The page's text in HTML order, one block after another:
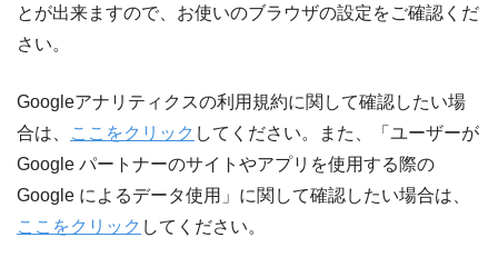
とが出来ますので、お使いのブラウザの設定をご確認くだ
さい。
Googleアナリティクスの利用規約に関して確認したい場
合は、
ここをクリック してください。また、「ユーザーが
Google パートナーのサイトやアプリを使用する際の
Google によるデータ使用」に関して確認したい場合は、
ここをクリック してください。